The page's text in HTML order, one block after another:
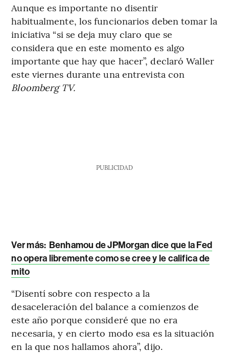
Aunque es importante no disentir
habitualmente, los funcionarios deben tomar la
iniciativa “si se deja muy claro que se
considera que en este momento es algo
importante que hay que hacer”, declaró Waller
este viernes durante una entrevista con
Bloomberg TV.
PUBLICIDAD
Ver más: Benhamou de JPMorgan dice que la Fed
no opera libremente como se cree y le califica de
mito
“Disentí sobre con respecto a la
desaceleración del balance a comienzos de
este año porque consideré que no era
necesaria, y en cierto modo esa es la situación
en la que nos hallamos ahora”, dijo.